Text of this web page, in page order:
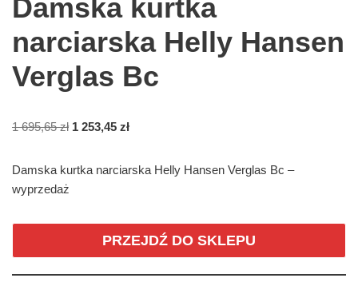
Damska kurtka
narciarska Helly Hansen
Verglas Bc
1 695,65zł 1 253,45 zł
Damska kurtka narciarska Helly Hansen Verglas Bc –
wyprzedaż
PRZEJDŹ DO SKLEPU